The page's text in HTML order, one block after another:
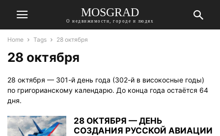
MOSGRAD
О недвижимости, городе и людях
Home Tags 28 октября
28 октября
28 октября — 301-й день года (302-й в високосные годы)
по григорианскому календарю. До конца года остаётся 64
дня.
28 ОКТЯБРЯ — ДЕНЬ
СОЗДАНИЯ РУССКОЙ АВИАЦИИ